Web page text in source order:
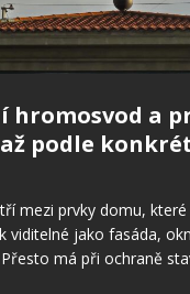
hromosvod a
podle
mezi prvky domu,
viditelné jako fasáda,
má při ochraně
jak
zateplení
fasádě se snadno
Ptáci dokážou narušit
i samotnou izolaci.[…]
Ovlivňuje i
ústní
součástí našich
Pokud však trvá
celý organismus, a to